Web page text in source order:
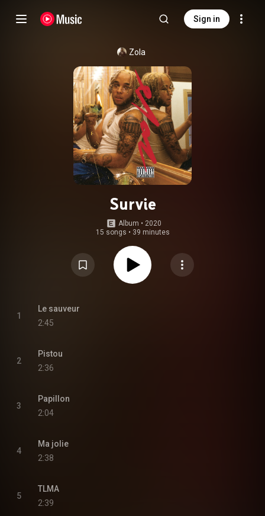
Sign in
Zola
Survie
Album • 2020
15 songs • 39 minutes
1
Le sauveur
2:45
2
Pistou
2:36
3
Papillon
2:04
4
Ma jolie
2:38
5
TLMA
2:39